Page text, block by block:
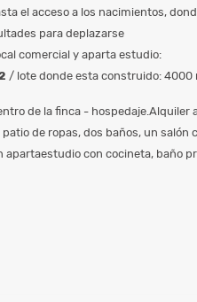
el acceso a los nacimientos,
para deplazarse
comercial y aparta estudio:
/ lote donde esta construido: 4000
de la finca - hospedaje.Alquiler
patio de ropas, dos baños, un
apartaestudio con cocineta, baño